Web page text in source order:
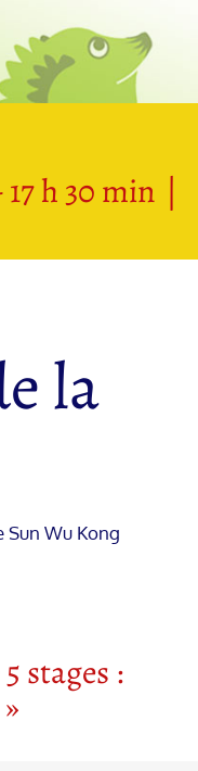
17 h 30 min |
la
Sun Wu Kong
stages :